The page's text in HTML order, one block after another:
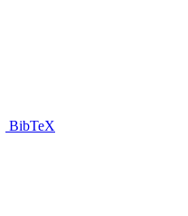
BibTeX